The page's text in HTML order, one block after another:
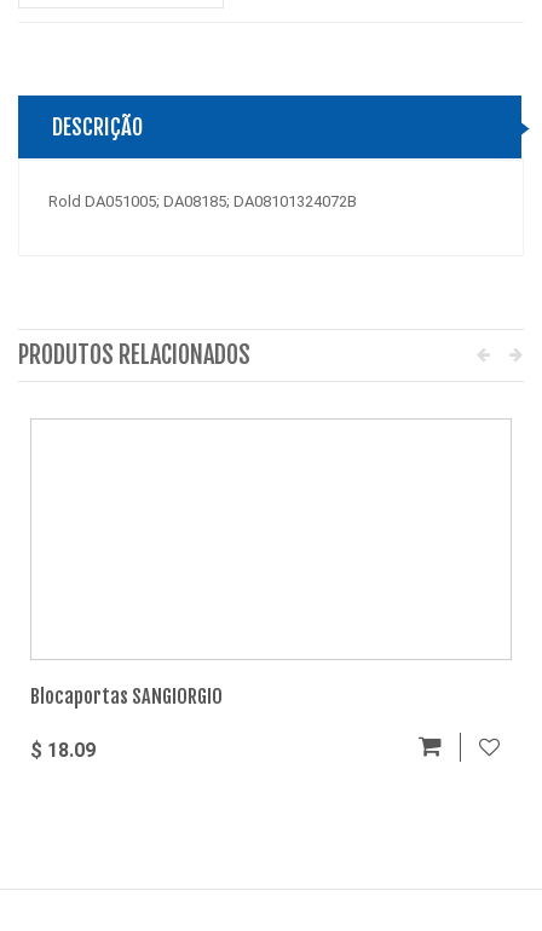
DESCRIÇÃO
Rold DA051005; DA08185; DA08101324072B
PRODUTOS RELACIONADOS
Blocaportas SANGIORGIO
$ 18.09